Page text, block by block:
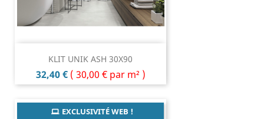
KLIT UNIK ASH 30X90
Prix
32,40 € ( 30,00 € par m² )
EXCLUSIVITÉ WEB !